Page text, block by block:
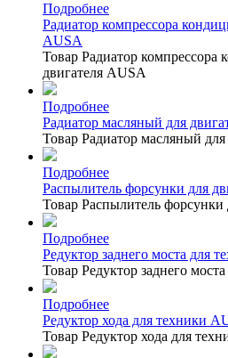
Подробнее
Радиатор компрессора
AUSA
Товар Радиатор компрессора
двигателя AUSA
Подробнее
Радиатор масляный для
Товар Радиатор масляный
Подробнее
Распылитель форсунки для
Товар Распылитель форсунки
Подробнее
Редуктор заднего моста для
Товар Редуктор заднего
Подробнее
Редуктор хода для техники
Товар Редуктор хода для